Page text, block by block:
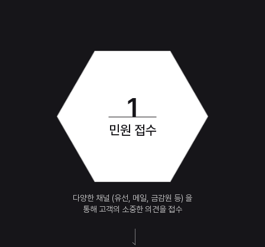
1
민원 접수
다양한 채널 (유선, 메일, 금감원 등) 을
통해 고객의 소중한 의견을 접수